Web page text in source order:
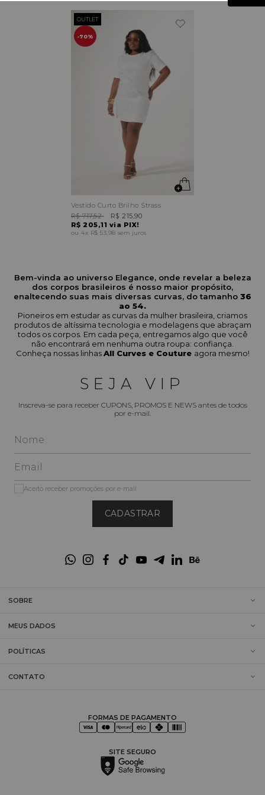
70%
OUTLET
Vestido Curto Brilho Strass
R$ 205,11 via PIX!
R$ 717,52 R$ 215,90
4x R$ 53,98sem juros
Bem-vinda ao universo Elegance, onde revelar a beleza
dos corpos brasileiros é nosso maior propósito,
enaltecendo suas mais diversas curvas, do tamanho 36
ao 54.
Pioneiros em estudar as curvas da mulher brasileira, criamos
produtos de altíssima tecnologia e modelagens que abraçam
todos os corpos. Em cada peça, entregamos algo que você
não encontrará em nenhuma outra roupa: confiança.
Conheça nossas linhasAll Curves e Couture agora mesmo!
SEJA VIP
Inscreva-se para receber CUPONS, PROMOS E NEWS antes de todos
por e-mail.
CADASTRAR
Aceito receber promoções por e-mail
SOBRE
MEUS DADOS
POLÍTICAS
CONTATO
FORMAS DE PAGAMENTO
SITE SEGURO